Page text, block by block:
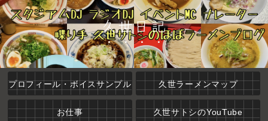
久世日記
プロフィール・ボイスサンプル 久世ラーメンマップ
お仕事 久世サトシのYouTube